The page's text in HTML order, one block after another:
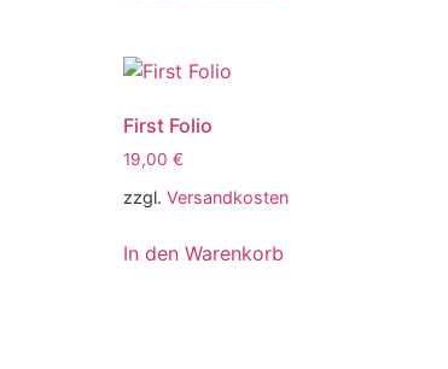
First Folio
19,00 €
zzgl. Versandkosten
In den Warenkorb